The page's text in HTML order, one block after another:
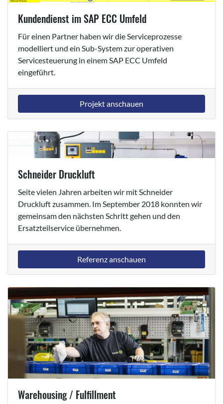
Kundendienst im SAP ECC Umfeld
Für einen Partner haben wir die Serviceprozesse
modelliert und ein Sub-System zur operativen
Servicesteuerung in einem SAP ECC Umfeld
eingeführt.
Projekt anschauen
Schneider Druckluft
Seite vielen Jahren arbeiten wir mit Schneider
Druckluft zusammen. Im September 2018 konnten wir
gemeinsam den nächsten Schritt gehen und den
Ersatzteilservice übernehmen.
Referenz anschauen
Warehousing / Fulfillment